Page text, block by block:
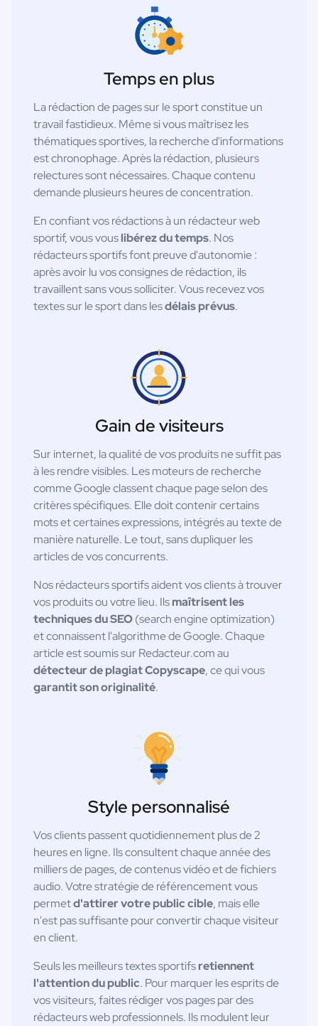
Temps en plus
La rédaction de pages sur le sport constitue un
travail fastidieux. Même si vous maîtrisez les
thématiques sportives, la recherche d'informations
est chronophage. Après la rédaction, plusieurs
relectures sont nécessaires. Chaque contenu
demande plusieurs heures de concentration.
En confiant vos rédactions à un rédacteur web
sportif, vous vouslibérez du temps. Nos
rédacteurs sportifs font preuve d'autonomie :
après avoir lu vos consignes de rédaction, ils
travaillent sans vous solliciter. Vous recevez vos
textes sur le sport dans lesdélais prévus.
Gain de visiteurs
Sur internet, la qualité de vos produits ne suffit pas
à les rendre visibles. Les moteurs de recherche
comme Google classent chaque page selon des
critères spécifiques. Elle doit contenir certains
mots et certaines expressions, intégrés au texte de
manière naturelle. Le tout, sans dupliquer les
articles de vos concurrents.
Nos rédacteurs sportifs aident vos clients à trouver
vos produits ou votre lieu. Ilsmaîtrisent les
techniques du SEO(search engine optimization)
et connaissent l'algorithme de Google. Chaque
article est soumis sur Redacteur.com au
détecteur de plagiat Copyscape, ce qui vous
garantit son originalité.
Style personnalisé
Vos clients passent quotidiennement plus de 2
heures en ligne. Ils consultent chaque année des
milliers de pages, de contenus vidéo et de fichiers
audio. Votre stratégie de référencement vous
permetd'attirer votre public cible, mais elle
n'est pas suffisante pour convertir chaque visiteur
en client.
Seuls les meilleurs textes sportifsretiennent
l'attention du public. Pour marquer les esprits de
vos visiteurs, faites rédiger vos pages par des
rédacteurs web professionnels. Ils modulent leur